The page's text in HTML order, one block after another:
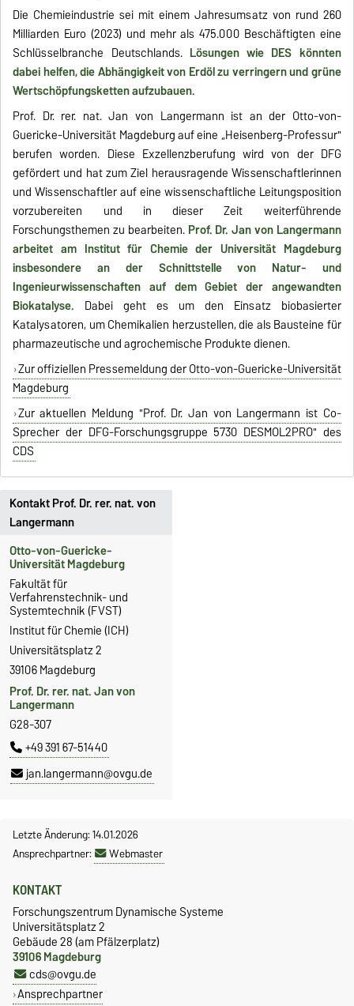
Die Chemieindustrie sei mit einem Jahresumsatz von rund 260
Milliarden Euro (2023) und mehr als 475.000 Beschäftigten eine
Schlüsselbranche Deutschlands. Lösungen wie DES könnten
dabei helfen, die Abhängigkeit von Erdöl zu verringern und grüne
Wertschöpfungsketten aufzubauen.
Prof. Dr. rer. nat. Jan von Langermann ist an der Otto-von-
Guericke-Universität Magdeburg auf eine „Heisenberg-Professur"
berufen worden. Diese Exzellenzberufung wird von der DFG
gefördert und hat zum Ziel herausragende Wissenschaftlerinnen
und Wissenschaftler auf eine wissenschaftliche Leitungsposition
vorzubereiten und in dieser Zeit weiterführende
Forschungsthemen zu bearbeiten. Prof. Dr. Jan von Langermann
arbeitet am Institut für Chemie der Universität Magdeburg
insbesondere an der Schnittstelle von Natur- und
Ingenieurwissenschaften auf dem Gebiet der angewandten
Biokatalyse. Dabei geht es um den Einsatz biobasierter
Katalysatoren, um Chemikalien herzustellen, die als Bausteine für
pharmazeutische und agrochemische Produkte dienen.
Zur offiziellen Pressemeldung der Otto-von-Guericke-Universität
Magdeburg
Zur aktuellen Meldung "Prof. Dr. Jan von Langermann ist Co-
Sprecher der DFG-Forschungsgruppe 5730 DESMOL2PRO" des
CDS
Kontakt Prof. Dr. rer. nat. von
Langermann
Otto-von-Guericke-
Universität Magdeburg
Fakultät für
Verfahrenstechnik- und
Systemtechnik (FVST)
Institut für Chemie (ICH)
Universitätsplatz 2
39106 Magdeburg
Prof. Dr. rer. nat. Jan von
Langermann
G28-307
+49 391 67-51440
jan.langermann@ovgu.de
Letzte Änderung: 14.01.2026
Ansprechpartner:
Webmaster
KONTAKT
Forschungszentrum Dynamische Systeme
Universitätsplatz 2
Gebäude 28 (am Pfälzerplatz)
39106 Magdeburg
cds@ovgu.de
Ansprechpartner